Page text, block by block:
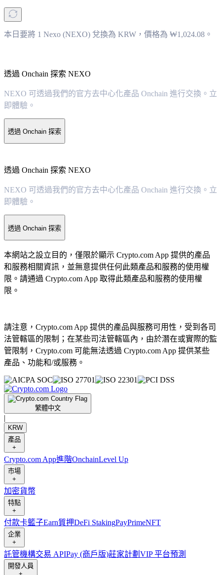
本日要將 1 Nexo (NEXO) 兌換為 KRW，價格為 ₩1,024.08。
透過 Onchain 探索 NEXO
NEXO 可透過我們的官方去中心化產品 Onchain 進行交換。立
即體驗。
透過 Onchain 探索
透過 Onchain 探索 NEXO
NEXO 可透過我們的官方去中心化產品 Onchain 進行交換。立
即體驗。
透過 Onchain 探索
本網站之設立目的，僅限於顯示 Crypto.com App 提供的產品
和服務相關資訊，並無意提供任何此類產品和服務的使用權
限。請通過 Crypto.com App 取得此類產品和服務的使用權
限。
請注意，Crypto.com App 提供的產品與服務可用性，受到各司
法管轄區的限制；在某些司法管轄區內，由於潛在或實際的監
管限制，Crypto.com 可能無法透過 Crypto.com App 提供某些
產品、功能和/或服務。
繁體中文
|
KRW
產品
+
Crypto.com App進階OnchainLevel Up
市場
+
加密貨幣
特點
+
付款卡籃子Earn質押DeFi StakingPayPrimeNFT
企業
+
託管機構交易 APIPay (商戶版)莊家計劃 VIP 平台預測
開發人員